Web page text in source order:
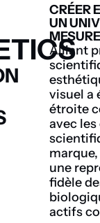
CRÉER
UN
Alliant
visuel a
étroite
avec
une
fidèle
actifs